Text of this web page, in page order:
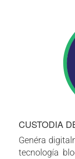
CUSTODIA
Genéra
tecnología